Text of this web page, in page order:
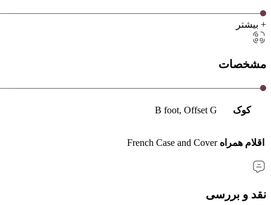
+ بیشتر
مشخصات
کوک B foot, Offset G
اقلام همراه French Case and Cover
نقد و بررسی